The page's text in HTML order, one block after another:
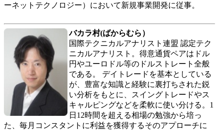
ーネットテクノロジー）において新規事業開発に従事。
バカラ村(ばからむら）
国際テクニカルアナリスト連盟 認定テク
ニカルアナリスト。得意通貨ペアはドル
円やユーロドル等のドルストレート全般
である。 デイトレードを基本としている
が、豊富な知識と経験に裏打ちされた鋭
い分析をもとに、スイングトレードやス
キャルピングなどを柔軟に使い分ける。1
日12時間を超える相場の勉強から培っ
た、毎月コンスタントに利益を獲得するそのアプローチに